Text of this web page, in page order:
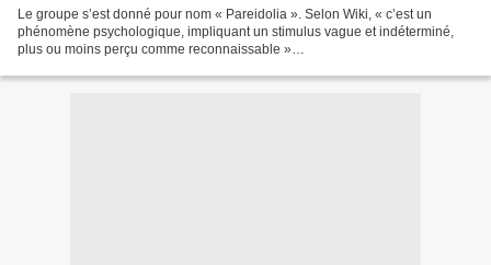
Le groupe s’est donné pour nom « Pareidolia ». Selon Wiki, « c’est un
phénomène psychologique, impliquant un stimulus vague et indéterminé,
plus ou moins perçu comme reconnaissable »